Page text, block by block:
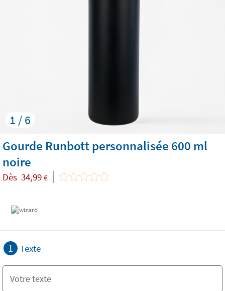
1 / 6
Gourde Runbott personnalisée 600 ml
noire
Dès 34,99 €
1 Texte